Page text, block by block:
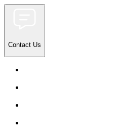
Contact Us